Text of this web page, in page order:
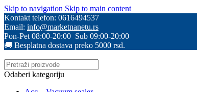
Skip to navigation Skip to main content
Kontakt telefon: 0616494537
Email: info@marketnanetu.rs
Pon-Pet 08:00-20:00 Sub 09:00-20:00
🚚 Besplatna dostava preko 5000 rsd.
Odaberi kategoriju